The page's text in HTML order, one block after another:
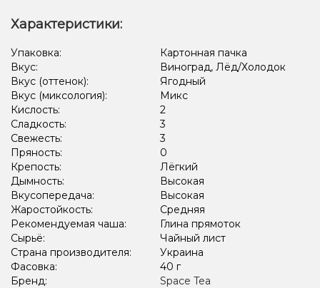
Характеристики:
Упаковка:
Картонная пачка
Вкус:
Виноград, Лёд/Холодок
Вкус (оттенок):
Ягодный
Вкус (миксология):
Микс
Кислость:
2
Сладкость:
3
Свежесть:
3
Пряность:
0
Крепость:
Лёгкий
Дымность:
Высокая
Вкусопередача:
Высокая
Жаростойкость:
Средняя
Рекомендуемая чаша:
Глина прямоток
Сырьё:
Чайный лист
Страна производителя:
Украина
Фасовка:
40 г
Бренд:
Space Tea